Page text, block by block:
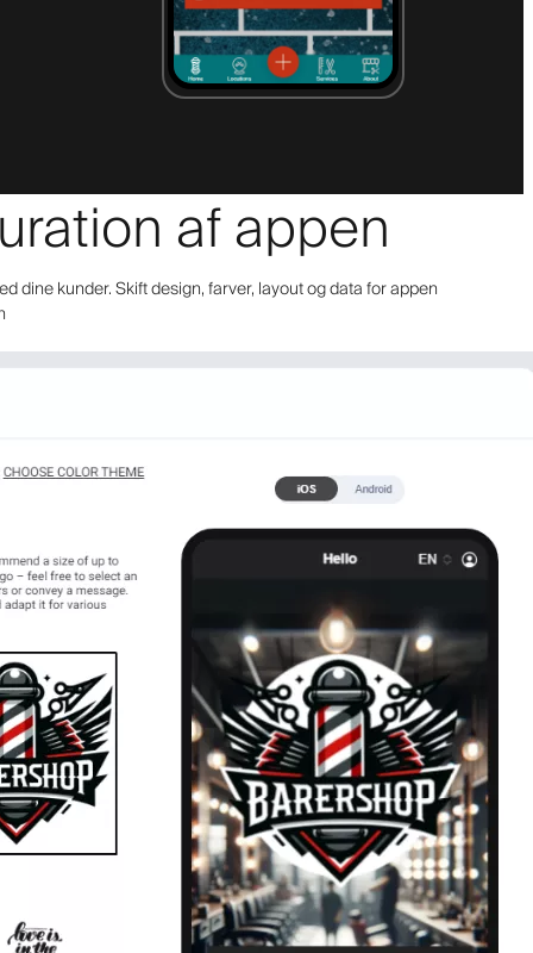
af appen
dine kunder. Skift design, farver, layout og data for appen